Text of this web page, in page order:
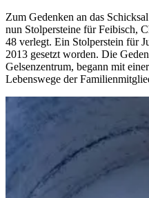
Zum Gedenken an das
nun Stolpersteine für Feibisch,
48 verlegt. Ein Stolperstein für
2013 gesetzt worden. Die
Gelsenzentrum, begann mit
Lebenswege der